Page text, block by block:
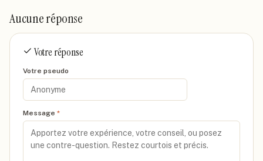
Aucune réponse
Votre réponse
Votre pseudo
Message *